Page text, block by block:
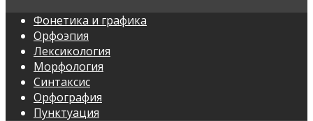
Фонетика и графика
Орфоэпия
Лексикология
Морфология
Синтаксис
Орфография
Пунктуация